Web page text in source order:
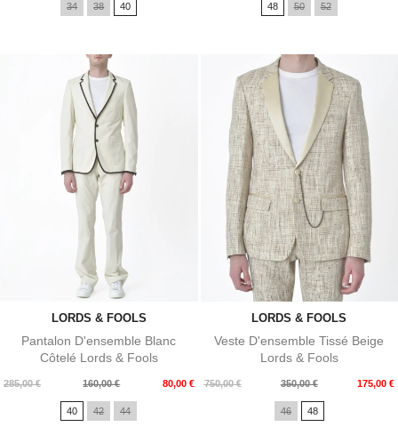
34 38 40 48 50 52
LORDS & FOOLS
Pantalon D'ensemble Blanc
Côtelé Lords & Fools
285,00 €
Prix
160,00 € 80,00 €
Prix
40 42 44
LORDS & FOOLS
Veste D'ensemble Tissé Beige
Lords & Fools
750,00 €
Prix
350,00 € 175,00 €
Prix
46 48